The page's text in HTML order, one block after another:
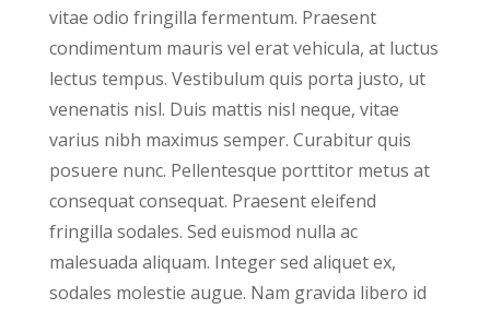
vitae odio fringilla fermentum. Praesent
condimentum mauris vel erat vehicula, at luctus
lectus tempus. Vestibulum quis porta justo, ut
venenatis nisl. Duis mattis nisl neque, vitae
varius nibh maximus semper. Curabitur quis
posuere nunc. Pellentesque porttitor metus at
consequat consequat. Praesent eleifend
fringilla sodales. Sed euismod nulla ac
malesuada aliquam. Integer sed aliquet ex,
sodales molestie augue. Nam gravida libero id